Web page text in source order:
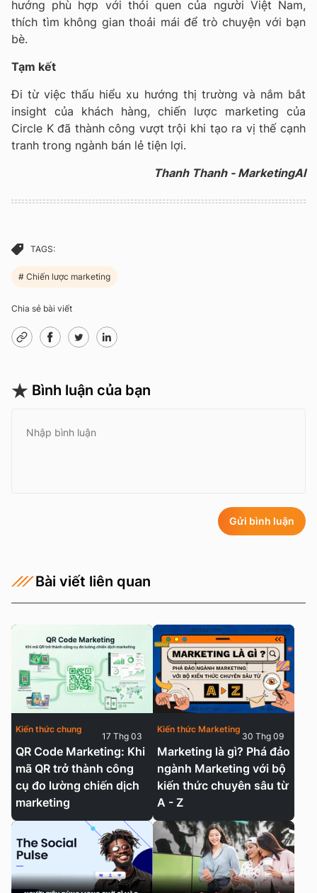
hướng phù hợp với thói quen của người Việt Nam,
thích tìm không gian thoải mái để trò chuyện với bạn
bè.
Tạm kết
Đi từ việc thấu hiểu xu hướng thị trường và nắm bắt
insight của khách hàng, chiến lược marketing của
Circle K đã thành công vượt trội khi tạo ra vị thế cạnh
tranh trong ngành bán lẻ tiện lợi.
Thanh Thanh - MarketingAI
TAGS:
Chiến lược marketing
Chia sẻ bài viết
Bình luận của bạn
Gửi bình luận
Bài viết liên quan
QR Code Marketing: Khi
mã QR trở thành công
cụ đo lường chiến dịch
marketing
Kiến thức chung
17 Thg 03
Marketing là gì? Phá đảo
ngành Marketing với bộ
kiến thức chuyên sâu từ
A - Z
Kiến thức Marketing
30 Thg 09